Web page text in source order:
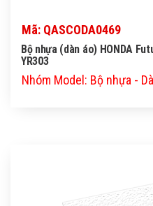
Mã: QASCODA0469
Bộ nhựa (dàn áo) HONDA
YR303
Nhóm Model: Bộ nhựa -